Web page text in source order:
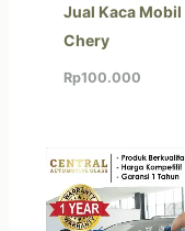
Jual Kaca Mobil
Chery
Rp100.000